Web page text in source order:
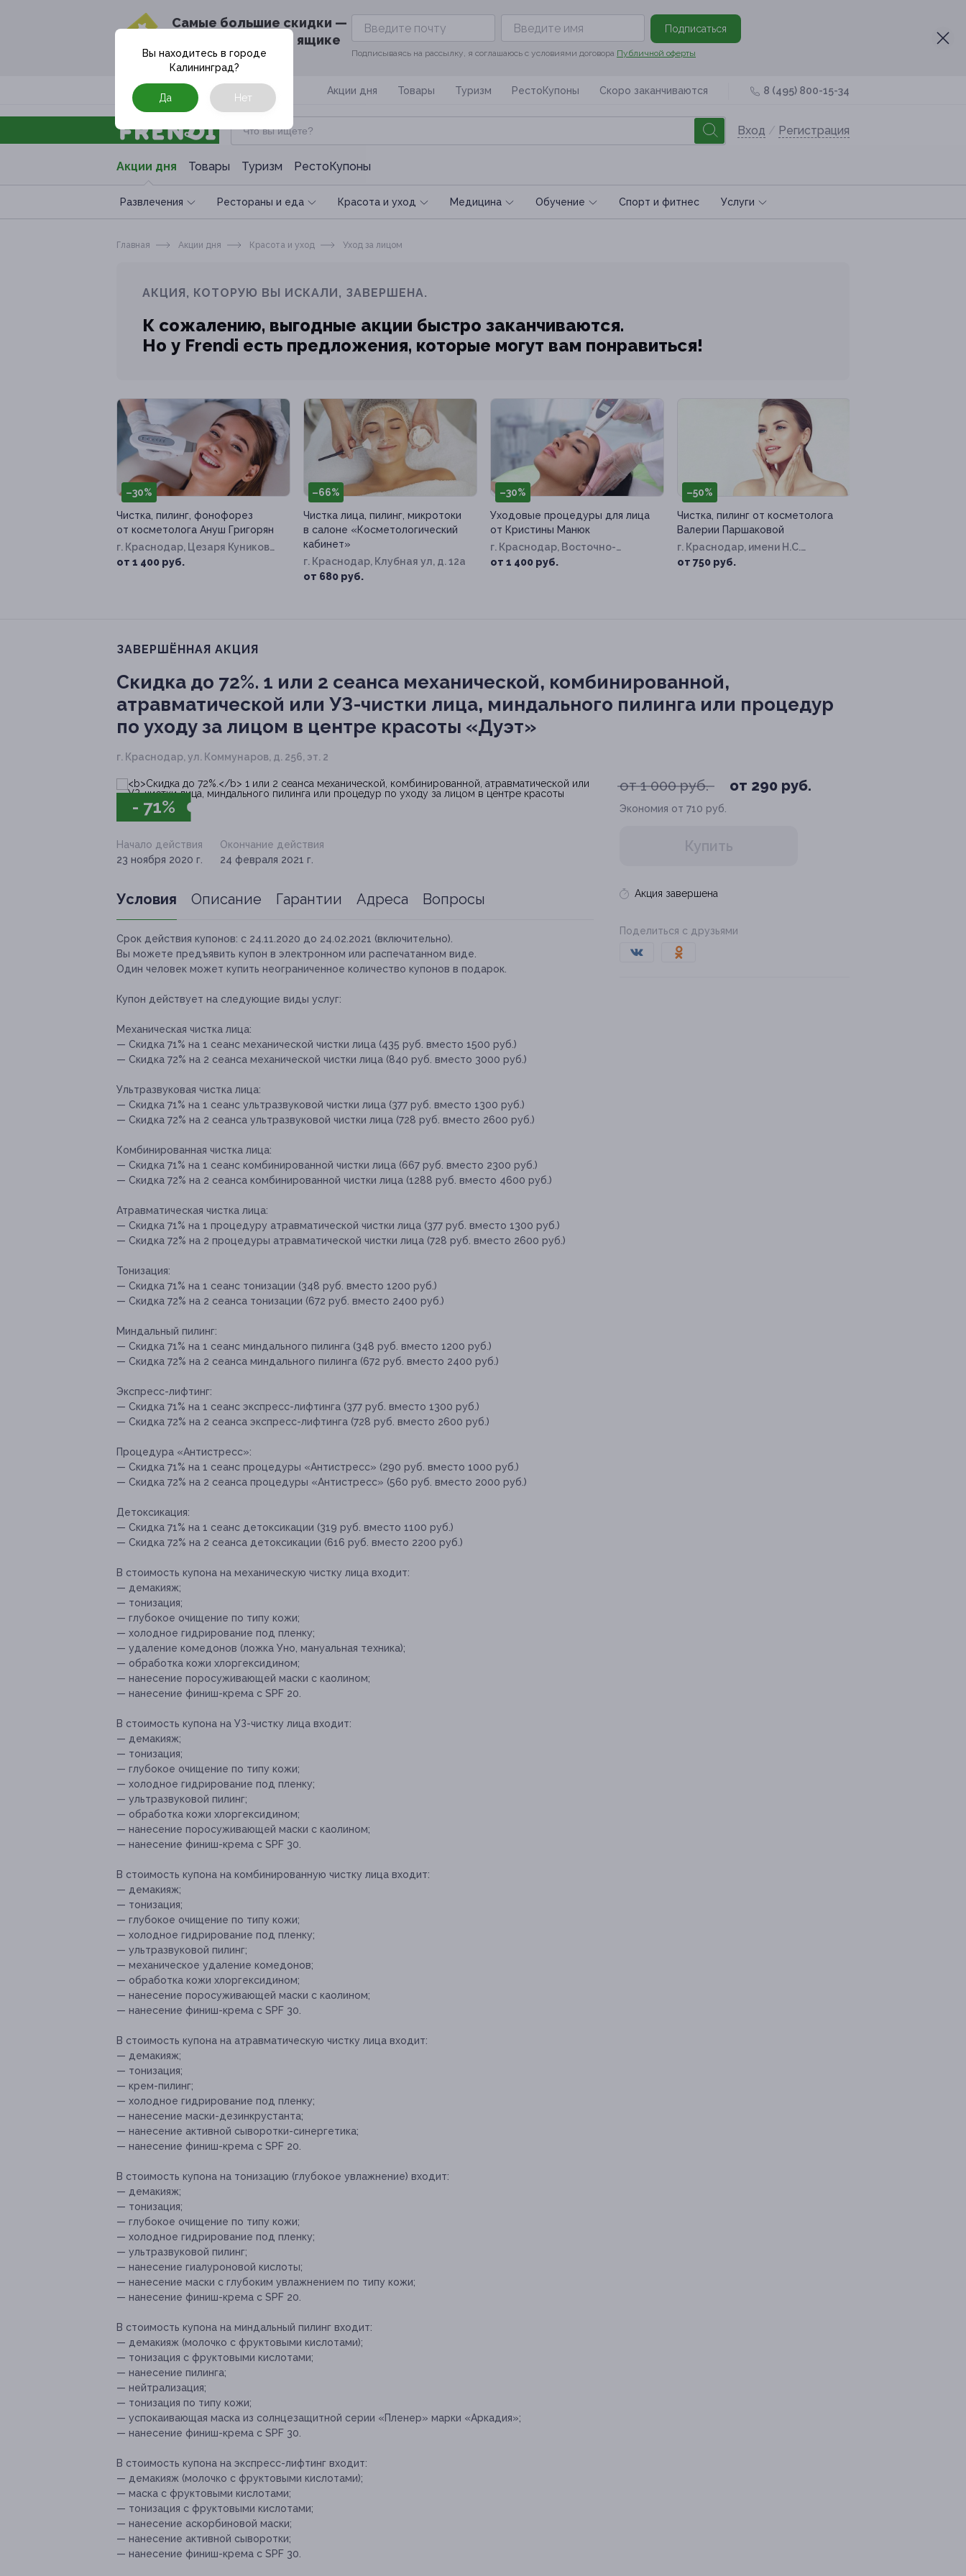
Cамые большие скидки —
в твоём почтовом ящике
Подписаться
Подписываясь на рассылку, я соглашаюсь с условиями договора Публичной оферты
Москва Акции дня Товары Туризм РестоКупоны Скоро заканчиваются 8 (495) 800-15-34
Вход / Регистрация
Акции дня Товары Туризм РестоКупоны
Развлечения Рестораны и еда Красота и уход Медицина Обучение Спoрт и фитнес Услуги
Вы находитесь в городе
Калининград?
Да Нет
Главная Акции дня Красота и уход Уход за лицом
АКЦИЯ, КОТОРУЮ ВЫ ИСКАЛИ, ЗАВЕРШЕНА.
К сожалению, выгодные акции быстро заканчиваются.
Но у Frendi есть предложения, которые могут вам понравиться!
–30%
Чистка, пилинг, фонофорез
от косметолога Ануш Григорян
г. Краснодар, Цезаря Куникова
ул, д. 24, к. 2
от 1 400 руб.
–66%
Чистка лица, пилинг, микротоки
в салоне «Косметологический
кабинет»
г. Краснодар, Клубная ул, д. 12а
от 680 руб.
–30%
Уходовые процедуры для лица
от Кристины Манюк
г. Краснодар, Восточно-
Кругликовская ул, д. 42/3, к. 1
от 1 400 руб.
–50%
Чистка, пилинг от косметолога
Валерии Паршаковой
г. Краснодар, имени Н.С.
Котлярова ул, д. 8
от 750 руб.
ЗАВЕРШЁННАЯ АКЦИЯ
Скидка до 72%. 1 или 2 сеанса механической, комбинированной,
атравматической или УЗ-чистки лица, миндального пилинга или процедур
по уходу за лицом в центре красоты «Дуэт»
г. Краснодар, ул. Коммунаров, д. 256, эт. 2
- 71%
от 1 000 руб. от 290 руб.
Экономия от 710 руб.
Купить
Акция завершена
Поделиться с друзьями
Начало действия
23 ноября 2020 г.
Окончание действия
24 февраля 2021 г.
Условия Описание Гарантии Адреса Вопросы
Срок действия купонов: с 24.11.2020 до 24.02.2021 (включительно).
Вы можете предъявить купон в электронном или распечатанном виде.
Один человек может купить неограниченное количество купонов в подарок.
Купон действует на следующие виды услуг:
Механическая чистка лица:
— Скидка 71% на 1 сеанс механической чистки лица (435 руб. вместо 1500 руб.)
— Скидка 72% на 2 сеанса механической чистки лица (840 руб. вместо 3000 руб.)
Ультразвуковая чистка лица:
— Скидка 71% на 1 сеанс ультразвуковой чистки лица (377 руб. вместо 1300 руб.)
— Скидка 72% на 2 сеанса ультразвуковой чистки лица (728 руб. вместо 2600 руб.)
Комбинированная чистка лица:
— Скидка 71% на 1 сеанс комбинированной чистки лица (667 руб. вместо 2300 руб.)
— Скидка 72% на 2 сеанса комбинированной чистки лица (1288 руб. вместо 4600 руб.)
Атравматическая чистка лица:
— Скидка 71% на 1 процедуру атравматической чистки лица (377 руб. вместо 1300 руб.)
— Скидка 72% на 2 процедуры атравматической чистки лица (728 руб. вместо 2600 руб.)
Тонизация:
— Скидка 71% на 1 сеанс тонизации (348 руб. вместо 1200 руб.)
— Скидка 72% на 2 сеанса тонизации (672 руб. вместо 2400 руб.)
Миндальный пилинг:
— Скидка 71% на 1 сеанс миндального пилинга (348 руб. вместо 1200 руб.)
— Скидка 72% на 2 сеанса миндального пилинга (672 руб. вместо 2400 руб.)
Экспресс-лифтинг:
— Скидка 71% на 1 сеанс экспресс-лифтинга (377 руб. вместо 1300 руб.)
— Скидка 72% на 2 сеанса экспресс-лифтинга (728 руб. вместо 2600 руб.)
Процедура «Антистресс»:
— Скидка 71% на 1 сеанс процедуры «Антистресс» (290 руб. вместо 1000 руб.)
— Скидка 72% на 2 сеанса процедуры «Антистресс» (560 руб. вместо 2000 руб.)
Детоксикация:
— Скидка 71% на 1 сеанс детоксикации (319 руб. вместо 1100 руб.)
— Скидка 72% на 2 сеанса детоксикации (616 руб. вместо 2200 руб.)
В стоимость купона на механическую чистку лица входит:
— демакияж;
— тонизация;
— глубокое очищение по типу кожи;
— холодное гидрирование под пленку;
— удаление комедонов (ложка Уно, мануальная техника);
— обработка кожи хлоргексидином;
— нанесение поросуживающей маски с каолином;
— нанесение финиш-крема с SPF 20.
В стоимость купона на УЗ-чистку лица входит:
— демакияж;
— тонизация;
— глубокое очищение по типу кожи;
— холодное гидрирование под пленку;
— ультразвуковой пилинг;
— обработка кожи хлоргексидином;
— нанесение поросуживающей маски с каолином;
— нанесение финиш-крема с SPF 30.
В стоимость купона на комбинированную чистку лица входит:
— демакияж;
— тонизация;
— глубокое очищение по типу кожи;
— холодное гидрирование под пленку;
— ультразвуковой пилинг;
— механическое удаление комедонов;
— обработка кожи хлоргексидином;
— нанесение поросуживающей маски с каолином;
— нанесение финиш-крема с SPF 30.
В стоимость купона на атравматическую чистку лица входит:
— демакияж;
— тонизация;
— крем-пилинг;
— холодное гидрирование под пленку;
— нанесение маски-дезинкрустанта;
— нанесение активной сыворотки-синергетика;
— нанесение финиш-крема с SPF 20.
В стоимость купона на тонизацию (глубокое увлажнение) входит:
— демакияж;
— тонизация;
— глубокое очищение по типу кожи;
— холодное гидрирование под пленку;
— ультразвуковой пилинг;
— нанесение гиалуроновой кислоты;
— нанесение маски с глубоким увлажнением по типу кожи;
— нанесение финиш-крема с SPF 20.
В стоимость купона на миндальный пилинг входит:
— демакияж (молочко с фруктовыми кислотами);
— тонизация с фруктовыми кислотами;
— нанесение пилинга;
— нейтрализация;
— тонизация по типу кожи;
— успокаивающая маска из солнцезащитной серии «Пленер» марки «Аркадия»;
— нанесение финиш-крема с SPF 30.
В стоимость купона на экспресс-лифтинг входит:
— демакияж (молочко с фруктовыми кислотами);
— маска с фруктовыми кислотами;
— тонизация с фруктовыми кислотами;
— нанесение аскорбиновой маски;
— нанесение активной сыворотки;
— нанесение финиш-крема с SPF 30.